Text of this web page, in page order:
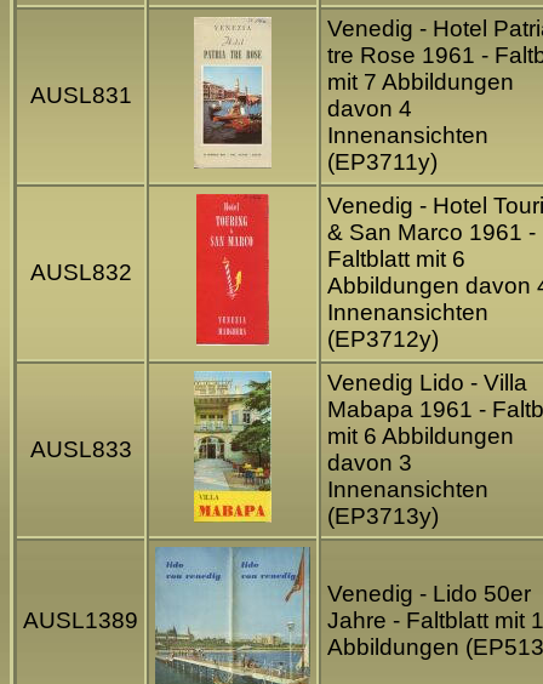
AUSL831
Venedig - Hotel
tre Rose 1961 -
mit 7 Abbildungen
davon 4
Innenansichten
(EP3711y)
AUSL832
Venedig - Hotel
& San Marco 1961 -
Faltblatt mit 6
Abbildungen davon
Innenansichten
(EP3712y)
AUSL833
Venedig Lido - Villa
Mabapa 1961 -
mit 6 Abbildungen
davon 3
Innenansichten
(EP3713y)
AUSL1389
Venedig - Lido 50er
Jahre - Faltblatt mit
Abbildungen